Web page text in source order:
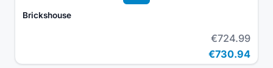
Brickshouse
€724.99
€730.94